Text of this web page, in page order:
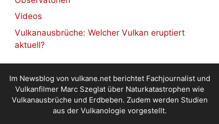
Videos
Vulkanausbrüche: Welcher Vulkan eruptiert
aktuell?
Im Newsblog von vulkane.net berichtet Fachjournalist und
Vulkanfilmer Marc Szeglat über Naturkatastrophen wie
Vulkanausbrüche und Erdbeben. Zudem werden Studien
aus der Vulkanologie vorgestellt.